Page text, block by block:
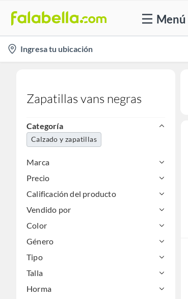
Menú
location-
icon
Ingresa tu ubicación
Zapatillas vans negras
Categoría
Calzado y zapatillas
Marca
Precio
Calificación del producto
Vendido por
Color
Género
Tipo
Talla
Horma